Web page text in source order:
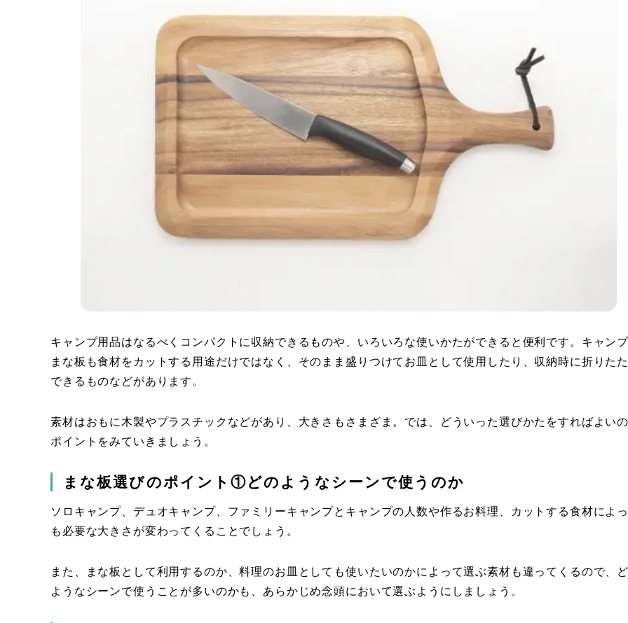
キャンプ用品はなるべくコンパクトに収納できるものや、いろいろな使いかたができると便利です。キャン
まな板も食材をカットする用途だけではなく、そのまま盛りつけてお皿として使用したり、収納時に折りた
できるものなどがあります。
素材はおもに木製やプラスチックなどがあり、大きさもさまざま。では、どういった選びかたをすればよい
ポイントをみていきましょう。
まな板選びのポイント①どのようなシーンで使うのか
ソロキャンプ、デュオキャンプ、ファミリーキャンプとキャンプの人数や作るお料理、カットする食材によ
も必要な大きさが変わってくることでしょう。
また、まな板として利用するのか、料理のお皿としても使いたいのかによって選ぶ素材も違ってくるので、
ようなシーンで使うことが多いのかも、あらかじめ念頭において選ぶようにしましょう。